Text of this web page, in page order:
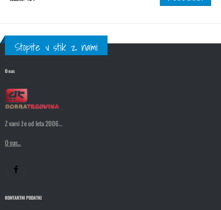
Stopite v stik z nami
O nas
Z vami že od leta 2006...
O nas...
KONTAKTNI PODATKI